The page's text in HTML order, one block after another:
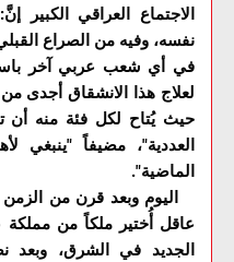
الاجتماع العراقي
نفسه، وفيه من الصراع
في أي شعب عربي آخر
لعلاج هذا الانشقاق أجدى
حيث يُتاح لكل فئة منه
العددية"، مضيفاً "ينبغي
الماضية".
اليوم وبعد قرن من الزمن
عاقل أُختير ملكاً من
الجديد في الشرق، وبعد